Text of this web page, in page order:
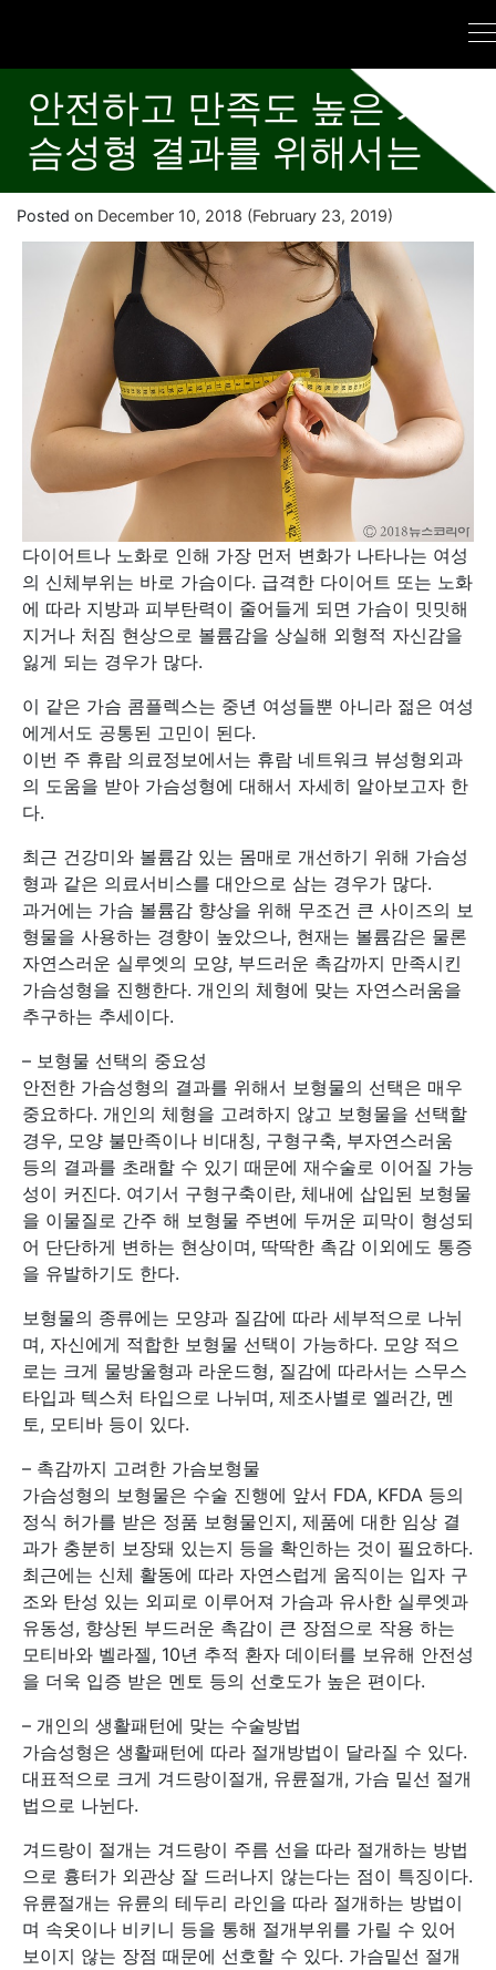
안전하고 만족도 높은 가
슴성형 결과를 위해서는
Posted on December 10, 2018 (February 23, 2019)
다이어트나 노화로 인해 가장 먼저 변화가 나타나는 여성
의 신체부위는 바로 가슴이다. 급격한 다이어트 또는 노화
에 따라 지방과 피부탄력이 줄어들게 되면 가슴이 밋밋해
지거나 처짐 현상으로 볼륨감을 상실해 외형적 자신감을
잃게 되는 경우가 많다.
이 같은 가슴 콤플렉스는 중년 여성들뿐 아니라 젊은 여성
에게서도 공통된 고민이 된다.
이번 주 휴람 의료정보에서는 휴람 네트워크 뷰성형외과
의 도움을 받아 가슴성형에 대해서 자세히 알아보고자 한
다.
최근 건강미와 볼륨감 있는 몸매로 개선하기 위해 가슴성
형과 같은 의료서비스를 대안으로 삼는 경우가 많다.
과거에는 가슴 볼륨감 향상을 위해 무조건 큰 사이즈의 보
형물을 사용하는 경향이 높았으나, 현재는 볼륨감은 물론
자연스러운 실루엣의 모양, 부드러운 촉감까지 만족시킨
가슴성형을 진행한다. 개인의 체형에 맞는 자연스러움을
추구하는 추세이다.
– 보형물 선택의 중요성
안전한 가슴성형의 결과를 위해서 보형물의 선택은 매우
중요하다. 개인의 체형을 고려하지 않고 보형물을 선택할
경우, 모양 불만족이나 비대칭, 구형구축, 부자연스러움
등의 결과를 초래할 수 있기 때문에 재수술로 이어질 가능
성이 커진다. 여기서 구형구축이란, 체내에 삽입된 보형물
을 이물질로 간주 해 보형물 주변에 두꺼운 피막이 형성되
어 단단하게 변하는 현상이며, 딱딱한 촉감 이외에도 통증
을 유발하기도 한다.
보형물의 종류에는 모양과 질감에 따라 세부적으로 나뉘
며, 자신에게 적합한 보형물 선택이 가능하다. 모양 적으
로는 크게 물방울형과 라운드형, 질감에 따라서는 스무스
타입과 텍스처 타입으로 나뉘며, 제조사별로 엘러간, 멘
토, 모티바 등이 있다.
– 촉감까지 고려한 가슴보형물
가슴성형의 보형물은 수술 진행에 앞서 FDA, KFDA 등의
정식 허가를 받은 정품 보형물인지, 제품에 대한 임상 결
과가 충분히 보장돼 있는지 등을 확인하는 것이 필요하다.
최근에는 신체 활동에 따라 자연스럽게 움직이는 입자 구
조와 탄성 있는 외피로 이루어져 가슴과 유사한 실루엣과
유동성, 향상된 부드러운 촉감이 큰 장점으로 작용 하는
모티바와 벨라젤, 10년 추적 환자 데이터를 보유해 안전성
을 더욱 입증 받은 멘토 등의 선호도가 높은 편이다.
– 개인의 생활패턴에 맞는 수술방법
가슴성형은 생활패턴에 따라 절개방법이 달라질 수 있다.
대표적으로 크게 겨드랑이절개, 유륜절개, 가슴 밑선 절개
법으로 나뉜다.
겨드랑이 절개는 겨드랑이 주름 선을 따라 절개하는 방법
으로 흉터가 외관상 잘 드러나지 않는다는 점이 특징이다.
유륜절개는 유륜의 테두리 라인을 따라 절개하는 방법이
며 속옷이나 비키니 등을 통해 절개부위를 가릴 수 있어
보이지 않는 장점 때문에 선호할 수 있다. 가슴밑선 절개